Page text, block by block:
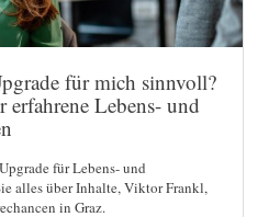
für mich sinnvoll?
erfahrene Lebens- und
für Lebens- und
alles über Inhalte, Viktor Frankl,
in Graz.